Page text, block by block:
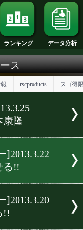
画 ランキング
ュース
女子情報
]2013.3.25
石本康隆
ュー